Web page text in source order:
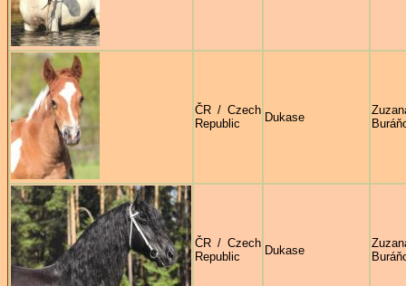
ČR / Czech
Republic
Dukase
ČR / Czech
Republic
Dukase